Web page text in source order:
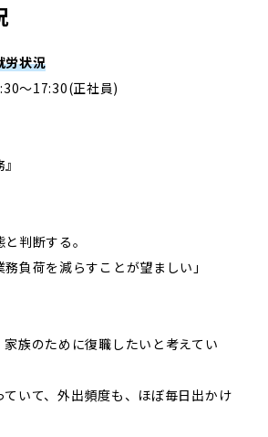
労状況
〜17:30(正社員)
判断する。
負荷を減らすことが望ましい」
族のために復職したいと考えてい
いて、外出頻度も、ほぼ毎日出かけ